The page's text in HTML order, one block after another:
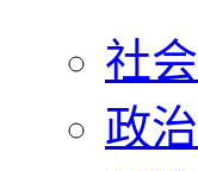
社会
政治